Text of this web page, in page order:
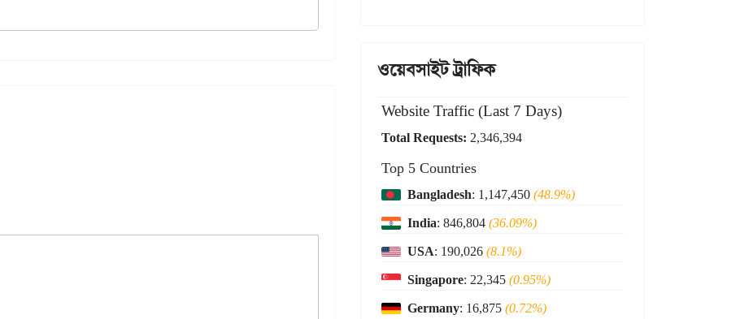
ওয়েবসাইট ট্রাফিক
Website Traffic (Last 7 Days)
Total Requests: 2,346,394
Top 5 Countries
Bangladesh: 1,147,450(48.9%)
India: 846,804(36.09%)
USA: 190,026(8.1%)
Singapore: 22,345(0.95%)
Germany: 16,875(0.72%)